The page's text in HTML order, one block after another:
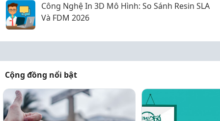
Công Nghệ In 3D Mô Hình: So Sánh Resin SLA
Và FDM 2026
Cộng đồng nổi bật